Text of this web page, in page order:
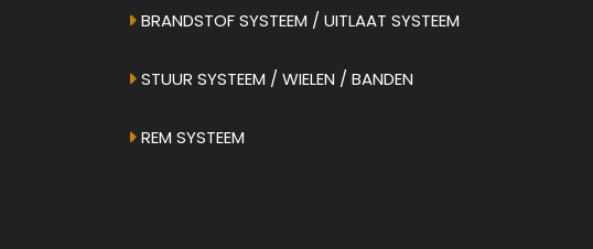
BRANDSTOF SYSTEEM / UITLAAT SYSTEEM
STUUR SYSTEEM / WIELEN / BANDEN
REM SYSTEEM